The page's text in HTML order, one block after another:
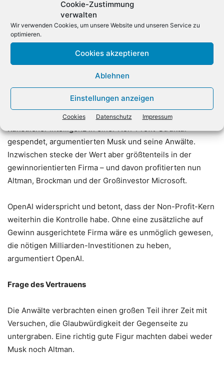
Cookie-Zustimmung
verwalten
Wir verwenden Cookies, um unsere Website und unseren Service zu
optimieren.
Cookies akzeptieren
Ablehnen
Einstellungen anzeigen
Cookies Datenschutz Impressum
vier Fahrzeuge des von ihm geführten Elektroauto-
Herstellers Tesla für Top-Mitarbeiter.
OpenAI besteht aus einem gemeinnützigen Kern und einer
auf Gewinn ausgerichteten Firma, die ihm laut Satzung
untergeordnet ist. Der Tech-Milliardär behauptete in
seiner im August 2024 eingereichten Klage, er sei von
Altman und Brockman hinters Licht geführt worden. Er
habe das Geld ausdrücklich für die Entwicklung
Künstlicher Intelligenz in einer Non-Profit-Struktur
gespendet, argumentierten Musk und seine Anwälte.
Inzwischen stecke der Wert aber größtenteils in der
gewinnorientierten Firma – und davon profitierten nun
Altman, Brockman und der Großinvestor Microsoft.
OpenAI widerspricht und betont, dass der Non-Profit-Kern
weiterhin die Kontrolle habe. Ohne eine zusätzliche auf
Gewinn ausgerichtete Firma wäre es unmöglich gewesen,
die nötigen Milliarden-Investitionen zu heben,
argumentiert OpenAI.
Frage des Vertrauens
Die Anwälte verbrachten einen großen Teil ihrer Zeit mit
Versuchen, die Glaubwürdigkeit der Gegenseite zu
untergraben. Eine richtig gute Figur machten dabei weder
Musk noch Altman.